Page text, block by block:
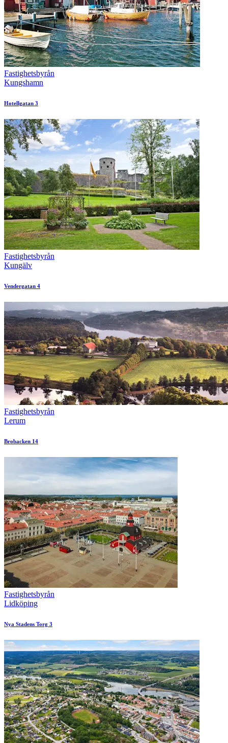
Fastighetsbyrån
Kungshamn
Hotellgatan 3
Fastighetsbyrån
Kungälv
Vendergatan 4
Fastighetsbyrån
Lerum
Brobacken 14
Fastighetsbyrån
Lidköping
Nya Stadens Torg 3